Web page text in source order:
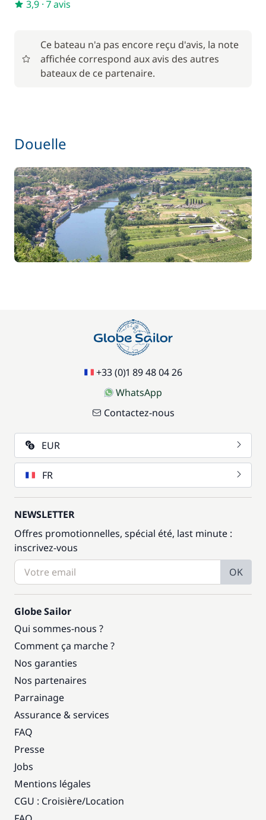
Barbecue 56,00 €
Location de vélo - Adulte
Location de vélo - Enfant 45,50 €
/ semaine
Paddle 77,00 €
/ semaine
Parking Voitures 70,00 €
3,9 · 7 avis
Ce bateau n'a pas encore reçu d'avis, la note
affichée correspond aux avis des autres
bateaux de ce partenaire.
Douelle
+33 (0)1 89 48 04 26
WhatsApp
Contactez-nous
EUR
FR
NEWSLETTER
Offres promotionnelles, spécial été, last minute :
inscrivez-vous
OK
Globe Sailor
Qui sommes-nous ?
Comment ça marche ?
Nos garanties
Nos partenaires
Parrainage
Assurance & services
FAQ
Presse
Jobs
Mentions légales
CGU : Croisière/Location